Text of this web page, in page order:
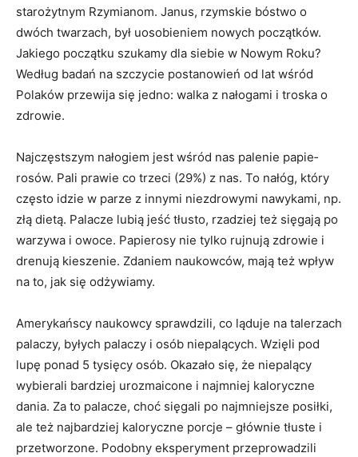
starożytnym Rzymianom. Janus, rzymskie bóstwo o
dwóch twarzach, był uosobieniem nowych początków.
Jakiego początku szukamy dla siebie w Nowym Roku?
Według badań na szczycie postanowień od lat wśród
Polaków przewija się jedno: walka z nałogami i troska o
zdrowie.
Najczęstszym nałogiem jest wśród nas palenie papie­
rosów. Pali prawie co trzeci (29%) z nas. To nałóg, któ­ry
często idzie w parze z innymi niezdrowymi nawy­kami, np.
złą dietą. Palacze lubią jeść tłusto, rzadziej też sięgają po
warzywa i owoce. Papierosy nie tylko rujnują zdrowie i
drenują kieszenie. Zdaniem naukow­ców, mają też wpływ
na to, jak się odżywiamy.
Amerykańscy naukowcy sprawdzili, co ląduje na taler­zach
palaczy, byłych palaczy i osób niepalących. Wzię­li pod
lupę ponad 5 tysięcy osób. Okazało się, że nie­palący
wybierali bardziej urozmaicone i najmniej kalo­ryczne
dania. Za to palacze, choć sięgali po najmniej­sze posiłki,
ale też najbardziej kaloryczne porcje – głów­nie tłuste i
przetworzone. Podobny eksperyment prze­prowadzili